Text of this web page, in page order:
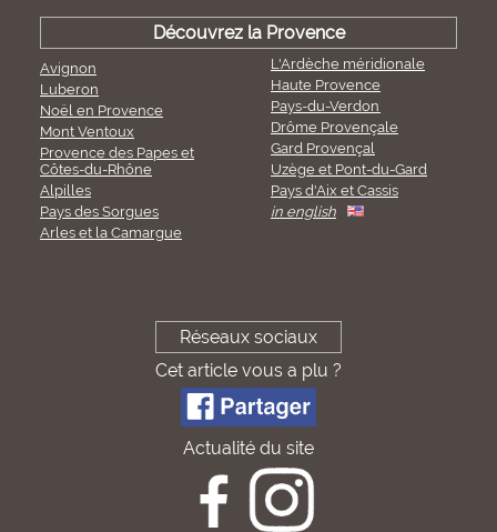
Découvrez la Provence
Avignon
Luberon
Noël en Provence
Mont Ventoux
Provence des Papes et
Côtes-du-Rhône
Alpilles
Pays des Sorgues
Arles et la Camargue
L'Ardèche méridionale
Haute Provence
Pays-du-Verdon
Drôme Provençale
Gard Provençal
Uzège et Pont-du-Gard
Pays d'Aix et Cassis
in english
Réseaux sociaux
Cet article vous a plu ?
Actualité du site